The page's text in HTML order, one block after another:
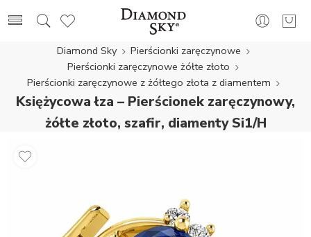
Diamond Sky
Pierścionki zaręczynowe
Pierścionki zaręczynowe żółte złoto
Pierścionki zaręczynowe z żółtego złota z diamentem
Księżycowa łza – Pierścionek zaręczynowy,
żółte złoto, szafir, diamenty Si1/H